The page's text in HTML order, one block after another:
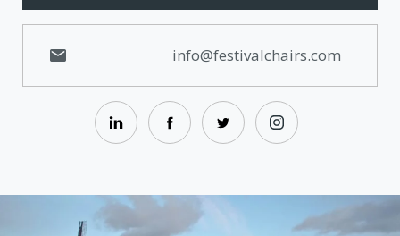
info@festivalchairs.com